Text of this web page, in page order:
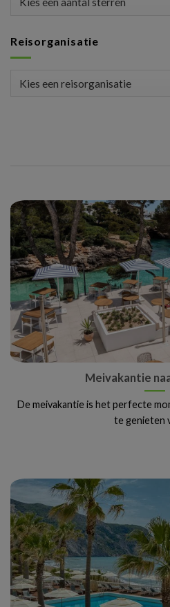
Reisorganisatie
Meivakantie
De meivakantie is het perfecte
te genieten